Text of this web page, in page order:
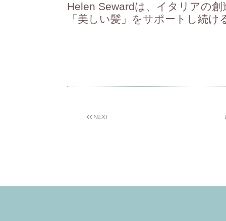
Helen Sewardは、イタリアの
「美しい髪」をサポートし続